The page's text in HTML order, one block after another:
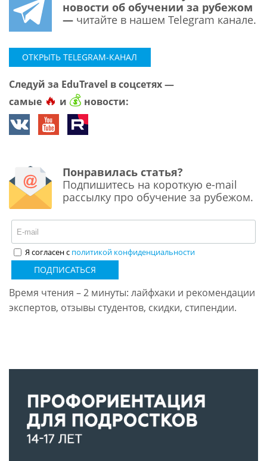
новости об обучении за рубежом
— читайте в нашем Telegram канале.
ОТКРЫТЬ TELEGRAM-КАНАЛ
Следуй за EduTravel в соцсетях —
самые 🔥 и 💰 новости:
Понравилась статья?
Подпишитесь на короткую e-mail
рассылку про обучение за рубежом.
Я согласен с политикой конфиденциальности
ПОДПИСАТЬСЯ
Время чтения – 2 минуты: лайфхаки и рекомендации
экспертов, отзывы студентов, скидки, стипендии.